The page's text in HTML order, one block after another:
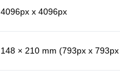
4096px x 4096px
148 × 210 mm (793px x